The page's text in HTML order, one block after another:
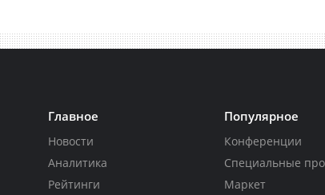
Главное
Новости
Аналитика
Рейтинги
Популярное
Конференции
Специальные
Маркет